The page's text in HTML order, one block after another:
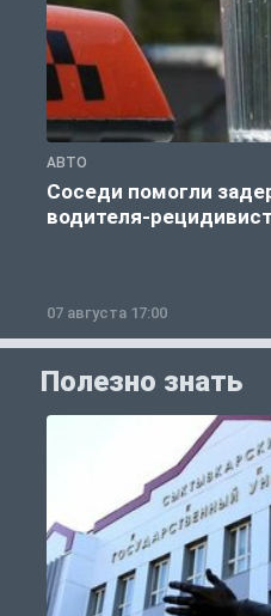
АВТО
Соседи помогли
водителя-
07 августа 17:00
Полезно знать